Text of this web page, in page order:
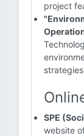
project
SPE
website